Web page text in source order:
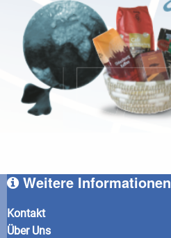
Weitere Informationen
Kontakt
Über Uns